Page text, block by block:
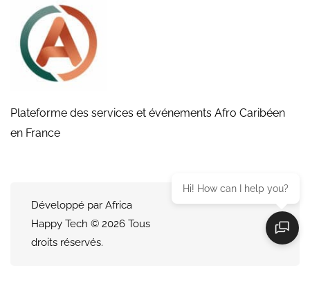
Plateforme des services et événements Afro Caribéen
en France
Développé par Africa
Happy Tech © 2026 Tous
droits réservés.
Hi! How can I help you?